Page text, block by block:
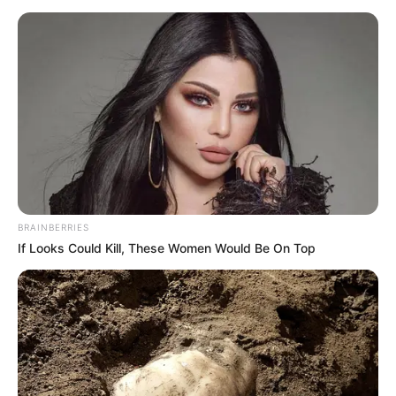
εμβολιασμού. Για να επιβεβαιώσετε το
ραντεβού πρέπει να στείλετε με τη σειρά σας
ένα SMS στο 13034 γράφοντας μόνο αυτόν
τον κωδικό. Τότε θα λάβετε νέο SMS που θα
γράφει ότι η διαδικασία ολοκληρώθηκε
επιτυχώς. Η προ-κράτηση ραντεβού πρέπει να
επιβεβαιωθεί μέσα σε 72 ώρες, αλλιώς παύει
να ισχύει.
Είμαι εγγεγραμμένος στην άυλη
συνταγογράφηση και έλαβα SMS με ραντεβού
το οποίο δεν με εξυπηρετεί. Τι πρέπει να
κάνω;
Μπορείτε να αλλάξετε το ραντεβού που σας
προτείνεται είτε στο emvolio.gov.gr, είτε σε
BRAINBERRIES
If Looks Could Kill, These Women Would Be On Top